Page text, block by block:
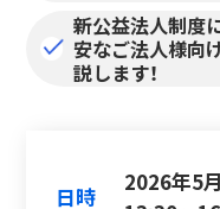
新公益法人制度
安なご法人様向
説します！
日時
2026年5